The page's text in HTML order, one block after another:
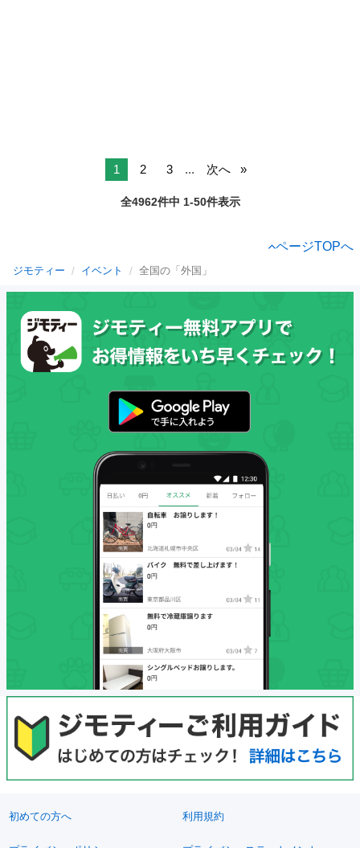
1 2 3 ... 次へ
全4962件中 1-50件表示
ページTOPへ
ジモティー イベント 全国の「外国」
初めての方へ 利用規約